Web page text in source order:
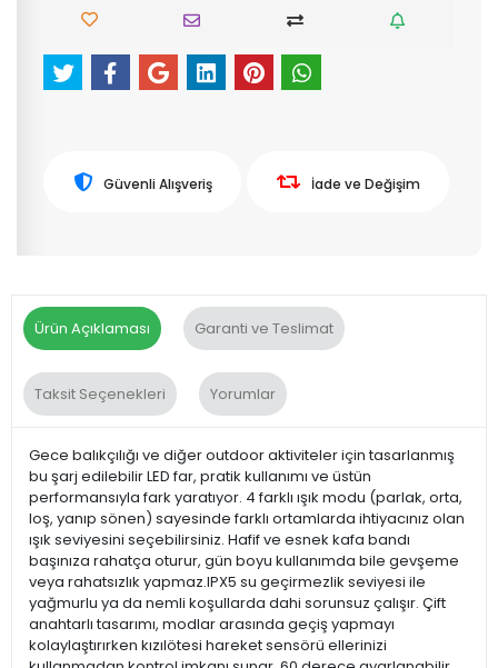
Güvenli Alışveriş İade ve Değişim
Ürün Açıklaması Garanti ve Teslimat
Taksit Seçenekleri Yorumlar
Gece balıkçılığı ve diğer outdoor aktiviteler için tasarlanmış
bu şarj edilebilir LED far, pratik kullanımı ve üstün
performansıyla fark yaratıyor. 4 farklı ışık modu (parlak, orta,
loş, yanıp sönen) sayesinde farklı ortamlarda ihtiyacınız olan
ışık seviyesini seçebilirsiniz. Hafif ve esnek kafa bandı
başınıza rahatça oturur, gün boyu kullanımda bile gevşeme
veya rahatsızlık yapmaz.IPX5 su geçirmezlik seviyesi ile
yağmurlu ya da nemli koşullarda dahi sorunsuz çalışır. Çift
anahtarlı tasarımı, modlar arasında geçiş yapmayı
kolaylaştırırken kızılötesi hareket sensörü ellerinizi